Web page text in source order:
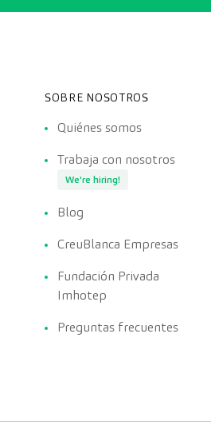
SOBRE NOSOTROS
Quiénes somos
Trabaja con nosotros
We're hiring!
Blog
CreuBlanca Empresas
Fundación Privada
Imhotep
Preguntas frecuentes